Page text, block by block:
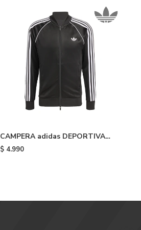
CAMPERA adidas DEPORTIVA
ORIGINALS - Black
$ 4.990